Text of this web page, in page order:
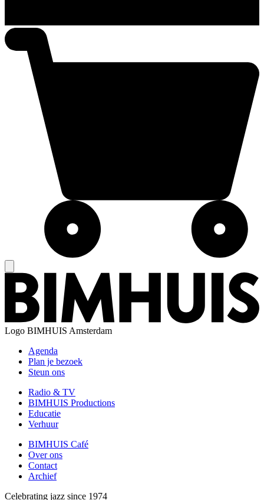
Logo BIMHUIS Amsterdam
Agenda
Plan je bezoek
Steun ons
Radio & TV
BIMHUIS Productions
Educatie
Verhuur
BIMHUIS Café
Over ons
Contact
Archief
Celebrating jazz since 1974